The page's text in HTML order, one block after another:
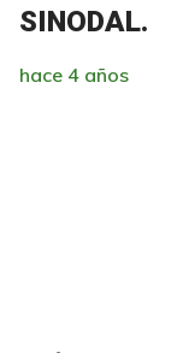
SINODAL.
hace 4 años